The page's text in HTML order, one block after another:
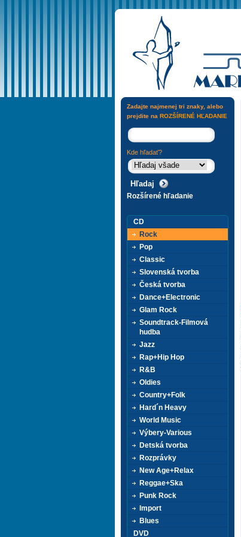
Zadajte najmenej tri znaky, alebo
prejdite na ROZŠÍRENÉ HĽADANIE
Kde hľadať?
Rozšírené hľadanie
CD
Rock
Pop
Classic
Slovenská tvorba
Česká tvorba
Dance+Electronic
Glam Rock
Soundtrack-Filmová
hudba
Jazz
Rap+Hip Hop
R&B
Oldies
Country+Folk
Hard´n Heavy
World Music
Výbery-Various
Detská tvorba
Rozprávky
New Age+Relax
Reggae+Ska
Punk Rock
Import
Blues
DVD